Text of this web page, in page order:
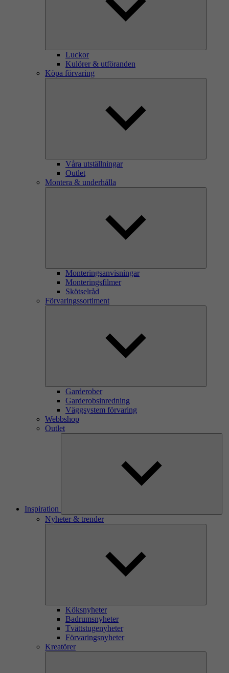
Luckor
Kulörer & utföranden
Köpa förvaring
Våra utställningar
Outlet
Montera & underhålla
Monteringsanvisningar
Monteringsfilmer
Skötselråd
Förvaringssortiment
Garderober
Garderobsinredning
Väggsystem förvaring
Webbshop
Outlet
Inspiration
Nyheter & trender
Köksnyheter
Badrumsnyheter
Tvättstugenyheter
Förvaringsnyheter
Kreatörer